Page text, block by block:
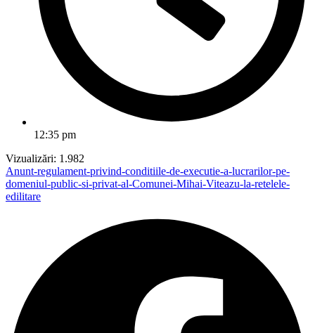
12:35 pm
Vizualizări: 1.982
Anunt-regulament-privind-conditiile-de-executie-a-lucrarilor-pe-
domeniul-public-si-privat-al-Comunei-Mihai-Viteazu-la-retelele-
edilitare